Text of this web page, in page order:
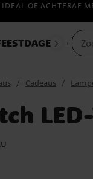
OF ACHTERAF
Cadeaus